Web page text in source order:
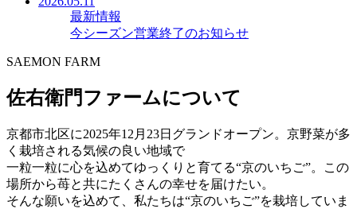
最新情報
今シーズン営業終了のお知らせ
SAEMON FARM
佐右衛門ファームについて
京都市北区に2025年12月23日グランドオープン。京野菜が多
く栽培される気候の良い地域で
一粒一粒に心を込めてゆっくりと育てる“京のいちご”。この
場所から苺と共にたくさんの幸せを届けたい。
そんな願いを込めて、私たちは“京のいちご”を栽培していま